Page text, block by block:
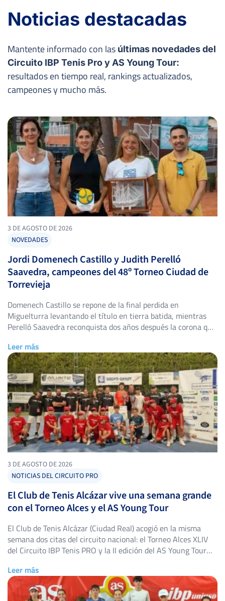
Noticias destacadas
Mantente informado con las últimas novedades del
Circuito IBP Tenis Pro y AS Young Tour:
resultados en tiempo real, rankings actualizados,
campeones y mucho más.
3 DE AGOSTO DE 2026
NOVEDADES
Jordi Domenech Castillo y Judith Perelló
Saavedra, campeones del 48º Torneo Ciudad de
Torrevieja
Domenech Castillo se repone de la final perdida en
Miguelturra levantando el título en tierra batida, mientras
Perelló Saavedra reconquista dos años después la corona que
sus puertas del 25 de julio al 2 de agosto para acoger el 48º
Torneo Ciudad […]
Leer más
3 DE AGOSTO DE 2026
NOTICIAS DEL CIRCUITO PRO
El Club de Tenis Alcázar vive una semana grande
con el Torneo Alces y el AS Young Tour
El Club de Tenis Alcázar (Ciudad Real) acogió en la misma
semana dos citas del circuito nacional: el Torneo Alces XLIV
del Circuito IBP Tenis PRO y la II edición del AS Young Tour
cuadros. Torneo Alces XLIV: título para Alejandro López
Escribano El Torneo Alces […]
Leer más